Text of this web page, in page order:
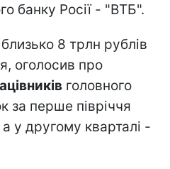
банку Росії - "ВТБ".
8 трлн рублів
оголосив про
головного
за перше півріччя
а у другому кварталі -